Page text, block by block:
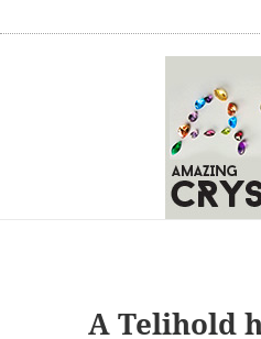
ÁSVÁNYOK
ONLINE
A Telihold